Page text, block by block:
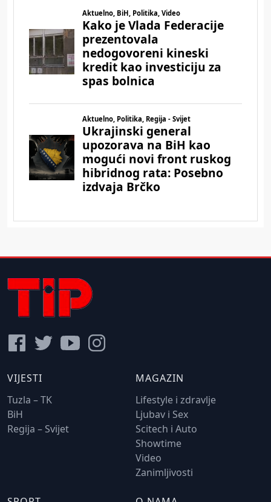
VIJESTI
Tuzla – TK
BiH
Regija – Svijet
MAGAZIN
Lifestyle i zdravlje
Ljubav i Sex
Scitech i Auto
Showtime
Video
Zanimljivosti